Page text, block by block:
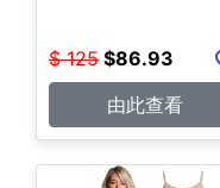
$ 125 $86.93
由此查看